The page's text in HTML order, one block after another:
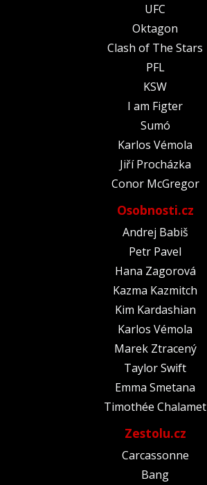
UFC
Oktagon
Clash of The Stars
PFL
KSW
I am Figter
Sumó
Karlos Vémola
Jiří Procházka
Conor McGregor
Osobnosti.cz
Andrej Babiš
Petr Pavel
Hana Zagorová
Kazma Kazmitch
Kim Kardashian
Karlos Vémola
Marek Ztracený
Taylor Swift
Emma Smetana
Timothée Chalamet
Zestolu.cz
Carcassonne
Bang